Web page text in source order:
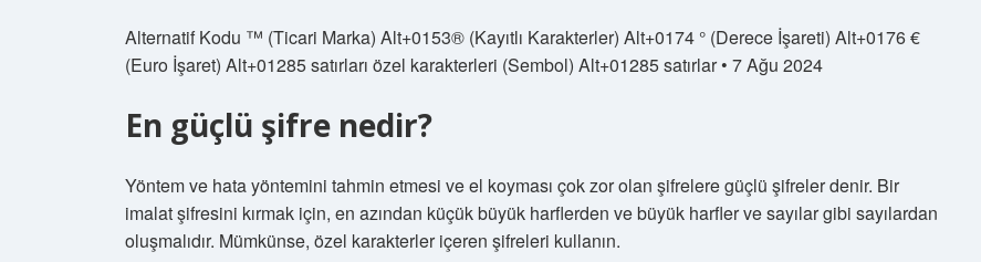
Alternatif Kodu ™ (Ticari Marka) Alt+0153® (Kayıtlı Karakterler) Alt+0174 ° (Derece İşareti) Alt+0176 €
(Euro İşaret) Alt+01285 satırları özel karakterleri (Sembol) Alt+01285 satırlar • 7 Ağu 2024
En güçlü şifre nedir?
Yöntem ve hata yöntemini tahmin etmesi ve el koyması çok zor olan şifrelere güçlü şifreler denir. Bir
imalat şifresini kırmak için, en azından küçük büyük harflerden ve büyük harfler ve sayılar gibi sayılardan
oluşmalıdır. Mümkünse, özel karakterler içeren şifreleri kullanın.